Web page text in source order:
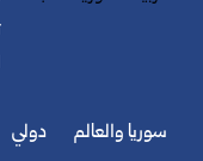
سوريا والعالم
دولي